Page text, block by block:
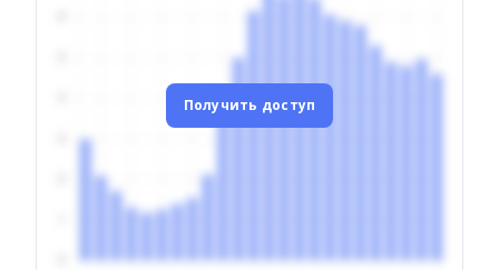
Получить доступ